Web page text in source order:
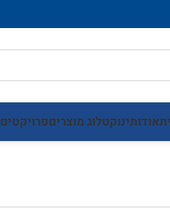
אודותינוקטלוג מוצריםפרויקטים